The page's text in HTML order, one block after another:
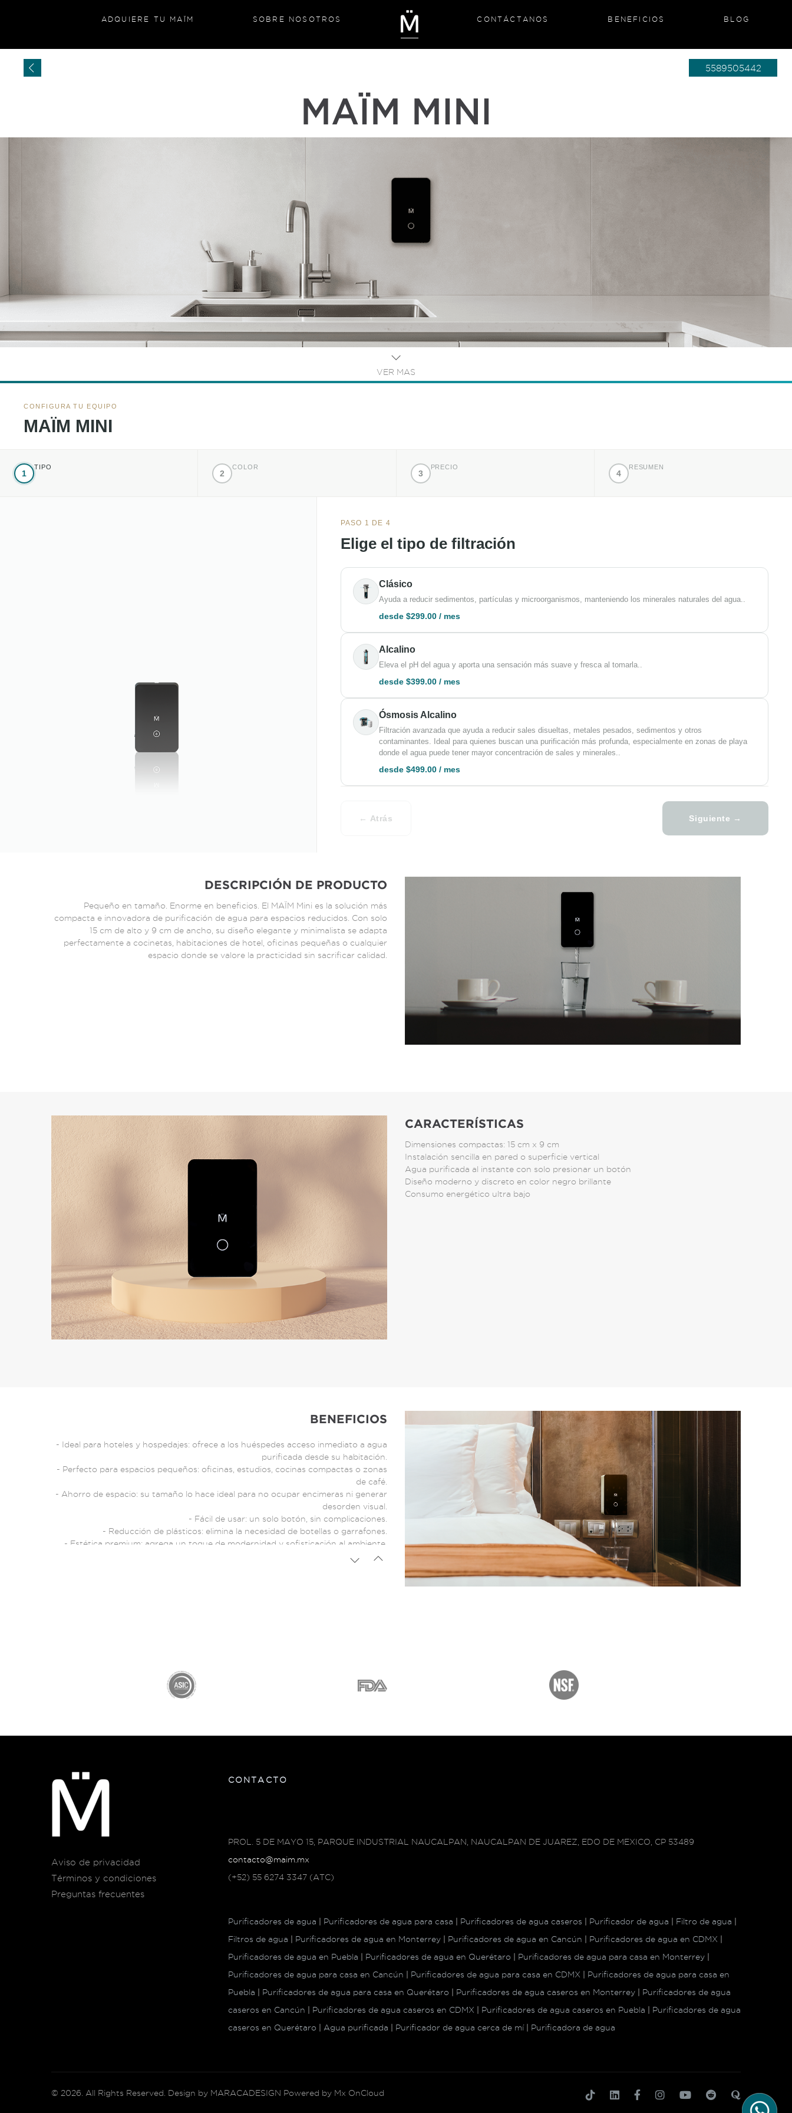
ADQUIERE TU MAÏM SOBRE NOSOTROS CONTÁCTANOS BENEFICIOS BLOG
MAÏM MINI
VER MAS
CONFIGURA TU EQUIPO
MAÏM MINI
1
TIPO
2
COLOR
3
PRECIO
4
RESUMEN
PASO 1 DE 4
Elige el tipo de filtración
Clásico
Ayuda a reducir sedimentos, partículas y microorganismos, manteniendo los minerales naturales del agua..
desde $299.00 / mes
Alcalino
Eleva el pH del agua y aporta una sensación más suave y fresca al tomarla..
desde $399.00 / mes
Ósmosis Alcalino
Filtración avanzada que ayuda a reducir sales disueltas, metales pesados, sedimentos y otros
contaminantes. Ideal para quienes buscan una purificación más profunda, especialmente en zonas de playa
donde el agua puede tener mayor concentración de sales y minerales..
desde $499.00 / mes
← Atrás Siguiente →
DESCRIPCIÓN DE PRODUCTO
Pequeño en tamaño. Enorme en beneficios. El MAÏM Mini es la solución más
compacta e innovadora de purificación de agua para espacios reducidos. Con solo
15 cm de alto y 9 cm de ancho, su diseño elegante y minimalista se adapta
perfectamente a cocinetas, habitaciones de hotel, oficinas pequeñas o cualquier
espacio donde se valore la practicidad sin sacrificar calidad.
CARACTERÍSTICAS
Dimensiones compactas: 15 cm x 9 cm
Instalación sencilla en pared o superficie vertical
Agua purificada al instante con solo presionar un botón
Diseño moderno y discreto en color negro brillante
Consumo energético ultra bajo
BENEFICIOS
- Ideal para hoteles y hospedajes: ofrece a los huéspedes acceso inmediato a agua
purificada desde su habitación.
- Perfecto para espacios pequeños: oficinas, estudios, cocinas compactas o zonas
de café.
- Ahorro de espacio: su tamaño lo hace ideal para no ocupar encimeras ni generar
desorden visual.
- Fácil de usar: un solo botón, sin complicaciones.
- Reducción de plásticos: elimina la necesidad de botellas o garrafones.
- Estética premium: agrega un toque de modernidad y sofisticación al ambiente.
Aviso de privacidad
Términos y condiciones
Preguntas frecuentes
CONTACTO
PROL. 5 DE MAYO 15, PARQUE INDUSTRIAL NAUCALPAN, NAUCALPAN DE JUAREZ, EDO DE MEXICO, CP 53489
contacto@maim.mx
(+52) 55 6274 3347 (ATC)
Purificadores de agua | Purificadores de agua para casa | Purificadores de agua caseros | Purificador de agua | Filtro de agua |
Filtros de agua | Purificadores de agua en Monterrey | Purificadores de agua en Cancún | Purificadores de agua en CDMX |
Purificadores de agua en Puebla | Purificadores de agua en Querétaro | Purificadores de agua para casa en Monterrey |
Purificadores de agua para casa en Cancún | Purificadores de agua para casa en CDMX | Purificadores de agua para casa en
Puebla | Purificadores de agua para casa en Querétaro | Purificadores de agua caseros en Monterrey | Purificadores de agua
caseros en Cancún | Purificadores de agua caseros en CDMX | Purificadores de agua caseros en Puebla | Purificadores de agua
caseros en Querétaro | Agua purificada | Purificador de agua cerca de mí| Purificadora de agua
© 2026 . All Rights Reserved. Design by MARACADESIGN Powered by Mx OnCloud
5589505442